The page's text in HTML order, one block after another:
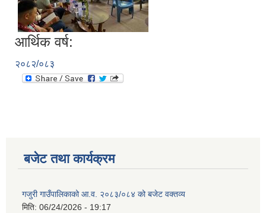
आर्थिक वर्ष:
२०८२/०८३
बजेट तथा कार्यक्रम
गजुरी गाउँपालिकाको आ.व. २०८३/०८४ को बजेट वक्तव्य
मिति: 06/24/2026 - 19:17